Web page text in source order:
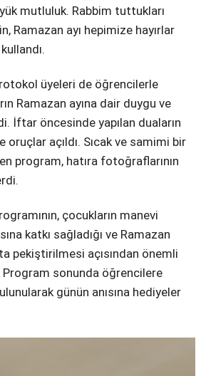
mutluluk. Rabbim tuttukları
Ramazan ayı hepimize hayırlar
üyeleri de öğrencilerle
Ramazan ayına dair duygu ve
İftar öncesinde yapılan duaların
oruçlar açıldı. Sıcak ve samimi bir
program, hatıra fotoğraflarının
çocukların manevi
katkı sağladığı ve Ramazan
pekiştirilmesi açısından önemli
sonunda öğrencilere
günün anısına hediyeler